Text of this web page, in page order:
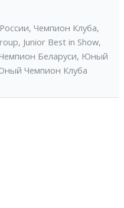
, Чемпион Клуба,
, Junior Best in Show,
Беларуси, Юный
Чемпион Клуба